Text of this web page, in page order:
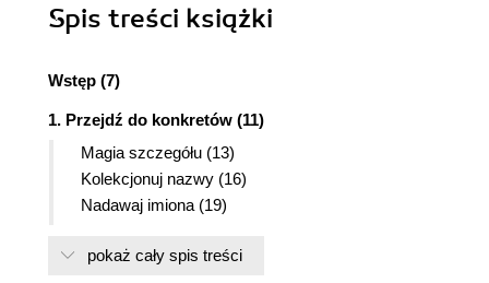
Spis treści książki
Wstęp (7)
1. Przejdź do konkretów (11)
Magia szczegółu (13)
Kolekcjonuj nazwy (16)
Nadawaj imiona (19)
2. Ożyw tekst (25)
pokaż cały spis treści